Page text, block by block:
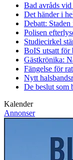
Bad avråds vid
Det händer i
Debatt:
Polisen
Studiecirkel
BoIS utsatt för
Gästkrönika:
Fängelse för
Nytt
De beslut som
Kalender
Annonser